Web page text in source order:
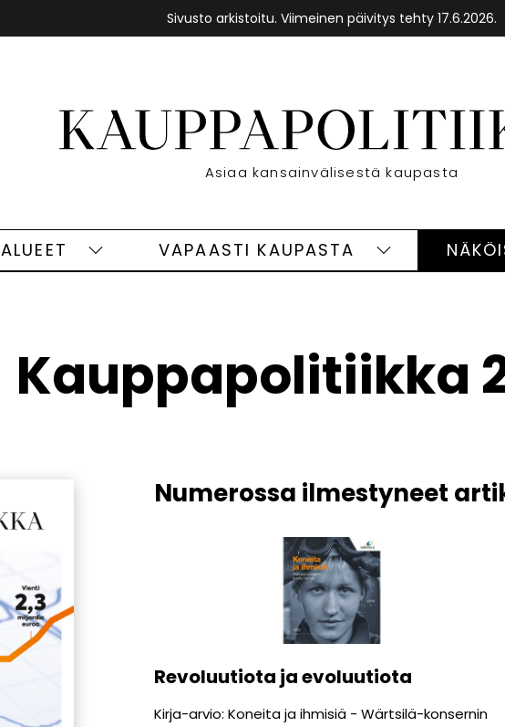
Sivusto arkistoitu. Viimeinen päivitys tehty 17.6.2026.
Etusivu
Asiaa kansainvälisestä kaupasta
ALUEET
Alueet
VAPAASTI KAUPASTA
Vapaasti
Kauppapolitiikka
Numerossa ilmestyneet
Revoluutiota ja evoluutiota
Kirja-arvio: Koneita ja ihmisiä - Wärtsilä-konsernin